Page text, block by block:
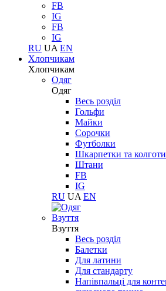
FB
IG
FB
IG
RU UA EN
Хлопчикам
Хлопчикам
Одяг
Одяг
Весь розділ
Гольфи
Майки
Сорочки
Футболки
Шкарпетки та колготи
Штани
FB
IG
RU UA EN
Взуття
Взуття
Весь розділ
Балетки
Для латини
Для стандарту
Напівпальці для